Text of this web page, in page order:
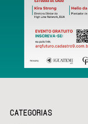
CATEGORIAS